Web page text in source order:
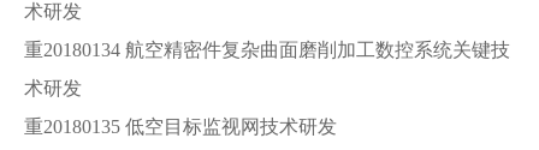
术研发
重20180134 航空精密件复杂曲面磨削加工数控系统关键技
术研发
重20180135 低空目标监视网技术研发